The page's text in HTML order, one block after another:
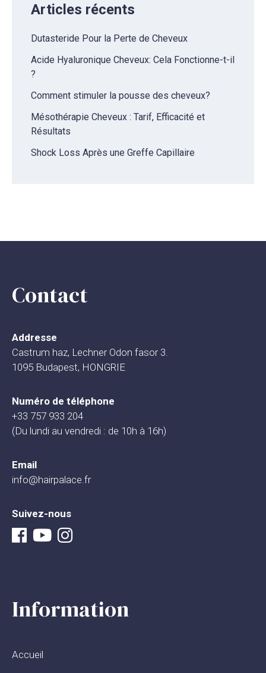
Articles récents
Dutasteride Pour la Perte de Cheveux
Acide Hyaluronique Cheveux: Cela Fonctionne-t-il
?
Comment stimuler la pousse des cheveux?
Mésothérapie Cheveux : Tarif, Efficacité et
Résultats
Shock Loss Après une Greffe Capillaire
Contact
Addresse
Castrum haz, Lechner Odon fasor 3.
1095 Budapest, HONGRIE
Numéro de téléphone
+33 757 933 204
(Du lundi au vendredi : de 10h à 16h)
Email
info@hairpalace.fr
Suivez-nous
Information
Accueil